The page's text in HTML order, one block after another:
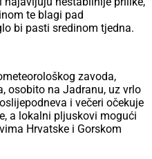
te blagi pad
bi pasti sredinom tjedna.
zavoda,
osobito na Jadranu, uz vrlo
i večeri očekuje
a lokalni pljuskovi mogući
Hrvatske i Gorskom